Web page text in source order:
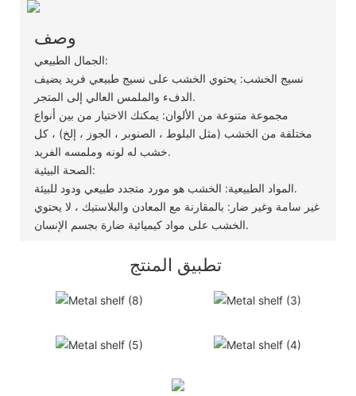
وصف
الجمال الطبيعي:
نسيج الخشب: يحتوي الخشب على نسيج طبيعي فريد يضيف
الدفء والملمس العالي إلى المتجر.
مجموعة متنوعة من الألوان: يمكنك الاختيار من بين أنواع
مختلفة من الخشب (مثل البلوط ، الصنوبر ، الجوز ، إلخ) ، كل
خشب له لونه وملمسه الفريد.
الصحة البيئية:
المواد الطبيعية: الخشب هو مورد متجدد طبيعي ودود للبيئة.
غير سامة وغير ضار: بالمقارنة مع المعادن والبلاستيك ، لا يحتوي
الخشب على مواد كيميائية ضارة بجسم الإنسان.